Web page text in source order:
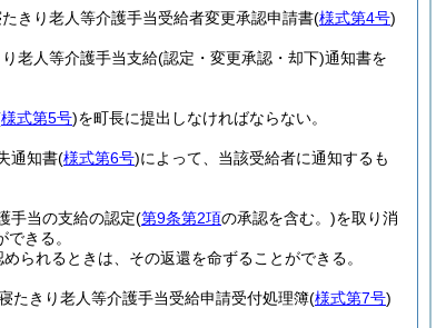
きり老人等介護手当受給者変更承認申請書(様式第4号)
老人等介護手当支給(認定・変更承認・却下)通知書を
様式第5号)を町長に提出しなければならない。
通知書(様式第6号)によって、当該受給者に通知するも
手当の支給の認定(第9条第2項の承認を含む。)を取り消
きる。
られるときは、その返還を命ずることができる。
たきり老人等介護手当受給申請受付処理簿(様式第7号)